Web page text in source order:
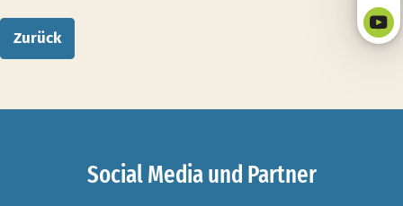
Zurück
Social Media und Partner